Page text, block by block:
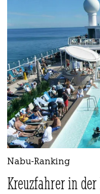
Nabu-Ranking
Kreuzfahrer in